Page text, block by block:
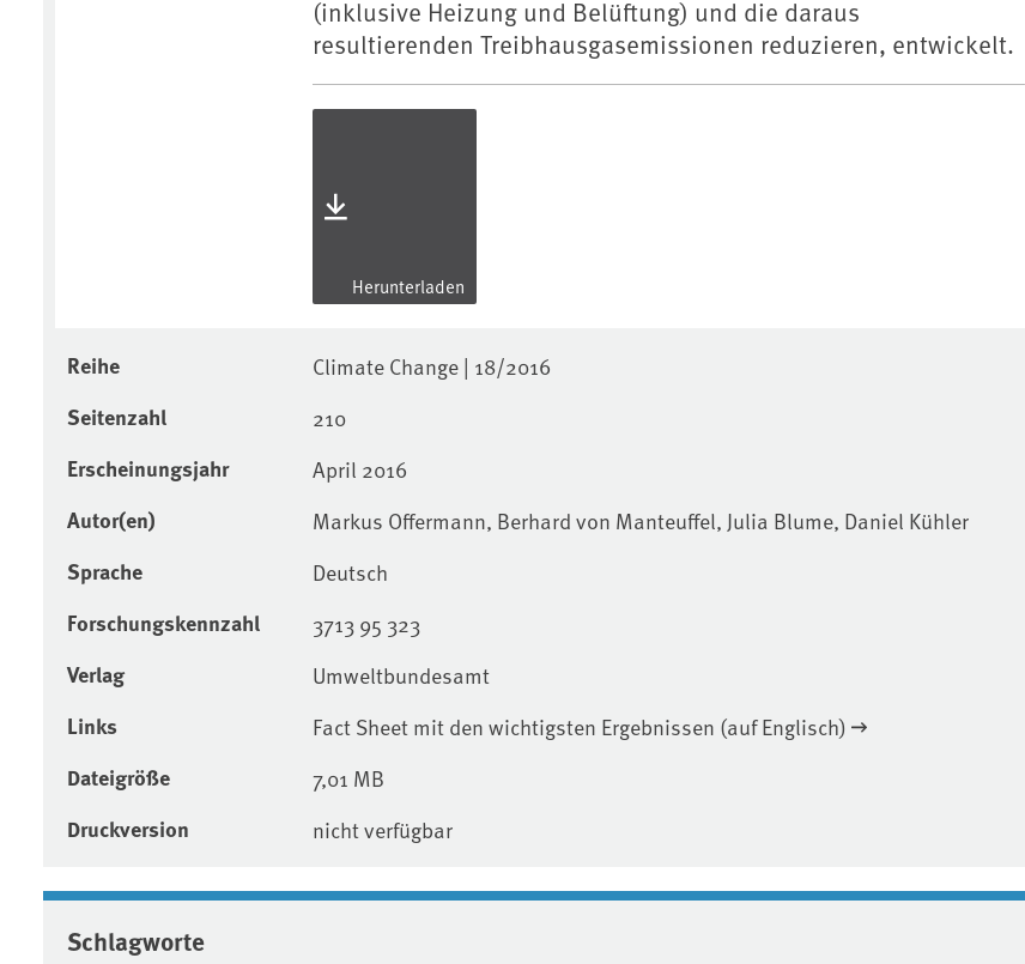
(inklusive Heizung und Belüftung) und die daraus
resultierenden Treibhausgasemissionen reduzieren, entwickelt.
Herunterladen
Reihe Climate Change | 18/2016
Seitenzahl 210
Erscheinungsjahr April 2016
Autor(en) Markus Offermann, Berhard von Manteuffel, Julia Blume, Daniel Kühler
Sprache Deutsch
Forschungskennzahl 3713 95 323
Verlag Umweltbundesamt
Links Fact Sheet mit den wichtigsten Ergebnissen (auf Englisch)
Dateigröße 7,01 MB
Druckversion nicht verfügbar
Schlagworte